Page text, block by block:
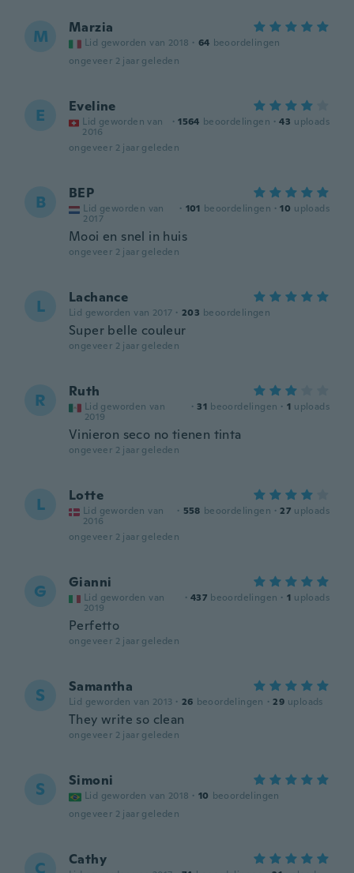
M Marzia
Lid geworden van 2018 · 64 beoordelingen
ongeveer 2 jaar geleden
E Eveline
Lid geworden van
2016
· 1564 beoordelingen · 43 uploads
ongeveer 2 jaar geleden
B BEP
Lid geworden van
2017
· 101 beoordelingen · 10 uploads
Mooi en snel in huis
ongeveer 2 jaar geleden
L Lachance
Lid geworden van 2017 · 203 beoordelingen
Super belle couleur
ongeveer 2 jaar geleden
R Ruth
Lid geworden van
2019
· 31 beoordelingen · 1 uploads
Vinieron seco no tienen tinta
ongeveer 2 jaar geleden
L Lotte
Lid geworden van
2016
· 558 beoordelingen · 27 uploads
ongeveer 2 jaar geleden
G Gianni
Lid geworden van
2019
· 437 beoordelingen · 1 uploads
Perfetto
ongeveer 2 jaar geleden
S Samantha
Lid geworden van 2013 · 26 beoordelingen · 29 uploads
They write so clean
ongeveer 2 jaar geleden
S Simoni
Lid geworden van 2018 · 10 beoordelingen
ongeveer 2 jaar geleden
C Cathy